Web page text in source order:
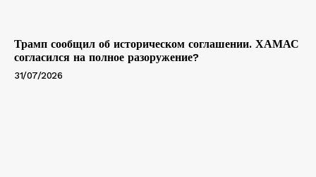
Трамп сообщил об историческом соглашении. ХАМАС
согласился на полное разоружение?
31/07/2026